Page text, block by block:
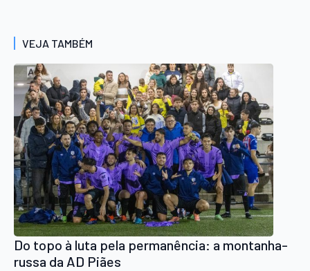
VEJA TAMBÉM
Do topo à luta pela permanência: a montanha-
russa da AD Piães